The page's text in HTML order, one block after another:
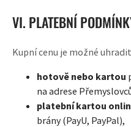
VI. PLATEBNÍ
Kupní cenu je možné
hotově nebo kartou
na adrese
platební kartou
brány (PayU, PayPal),